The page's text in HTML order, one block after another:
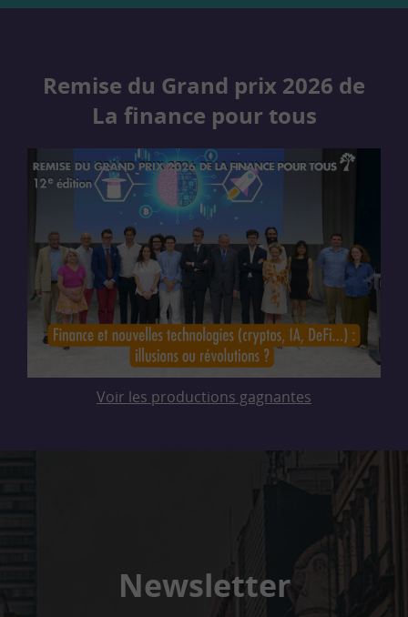
Remise du Grand prix 2026 de
La finance pour tous
Voir les productions gagnantes
Newsletter